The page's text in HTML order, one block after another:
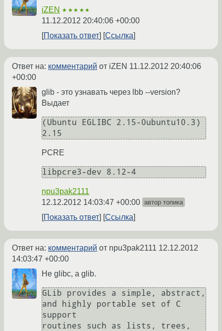
iZEN ★★★★★
11.12.2012 20:40:06 +00:00
Показать ответ
Ссылка
Ответ на: комментарий от iZEN 11.12.2012 20:40:06
+00:00
glib - это узнавать через lbb --version?
Выдает
(Ubuntu EGLIBC 2.15-0ubuntu10.3)
2.15
PCRE
libpcre3-dev 8.12-4
npu3pak2111
12.12.2012 14:03:47 +00:00 автор топика
Показать ответ Ссылка
Ответ на: комментарий от npu3pak2111 12.12.2012
14:03:47 +00:00
Не glibс, а glib.
GLib provides a simple, abstract,
and highly portable set of C
support
routines such as lists, trees,